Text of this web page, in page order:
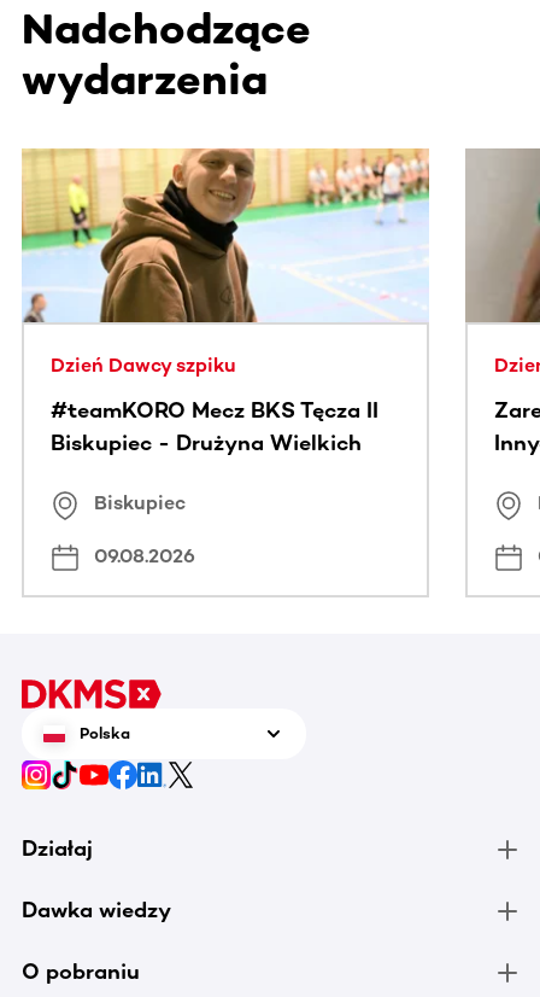
Nadchodzące
wydarzenia
Ta sekcja zawiera treści przewijane w poziomie. Użyj
Dzień Dawcy szpiku
#teamKORO Mecz BKS Tęcza II
Biskupiec - Drużyna Wielkich
Biskupiec
09.08.2026
Polska
Działaj
Dawka wiedzy
O pobraniu